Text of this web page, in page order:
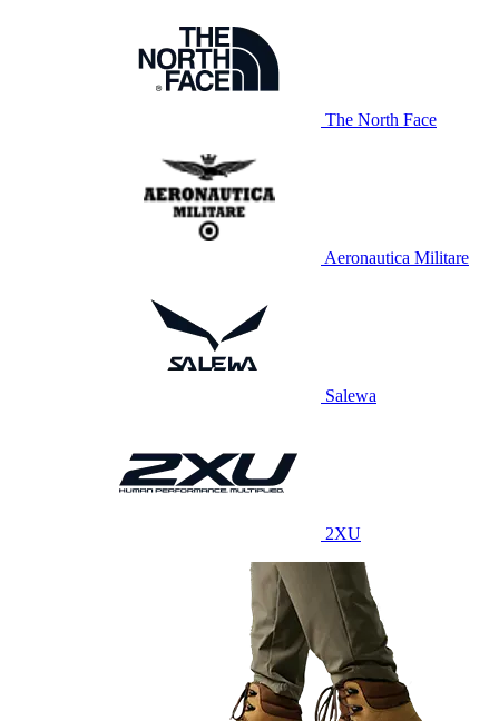
The North Face
Aeronautica Militare
Salewa
2XU